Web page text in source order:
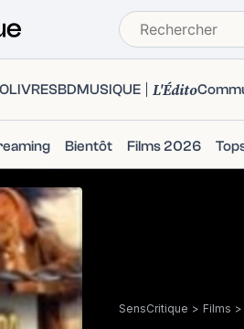
LIVRESBDMUSIQUE L'Édito
Bientôt Films 2026
SensCritique > Films >